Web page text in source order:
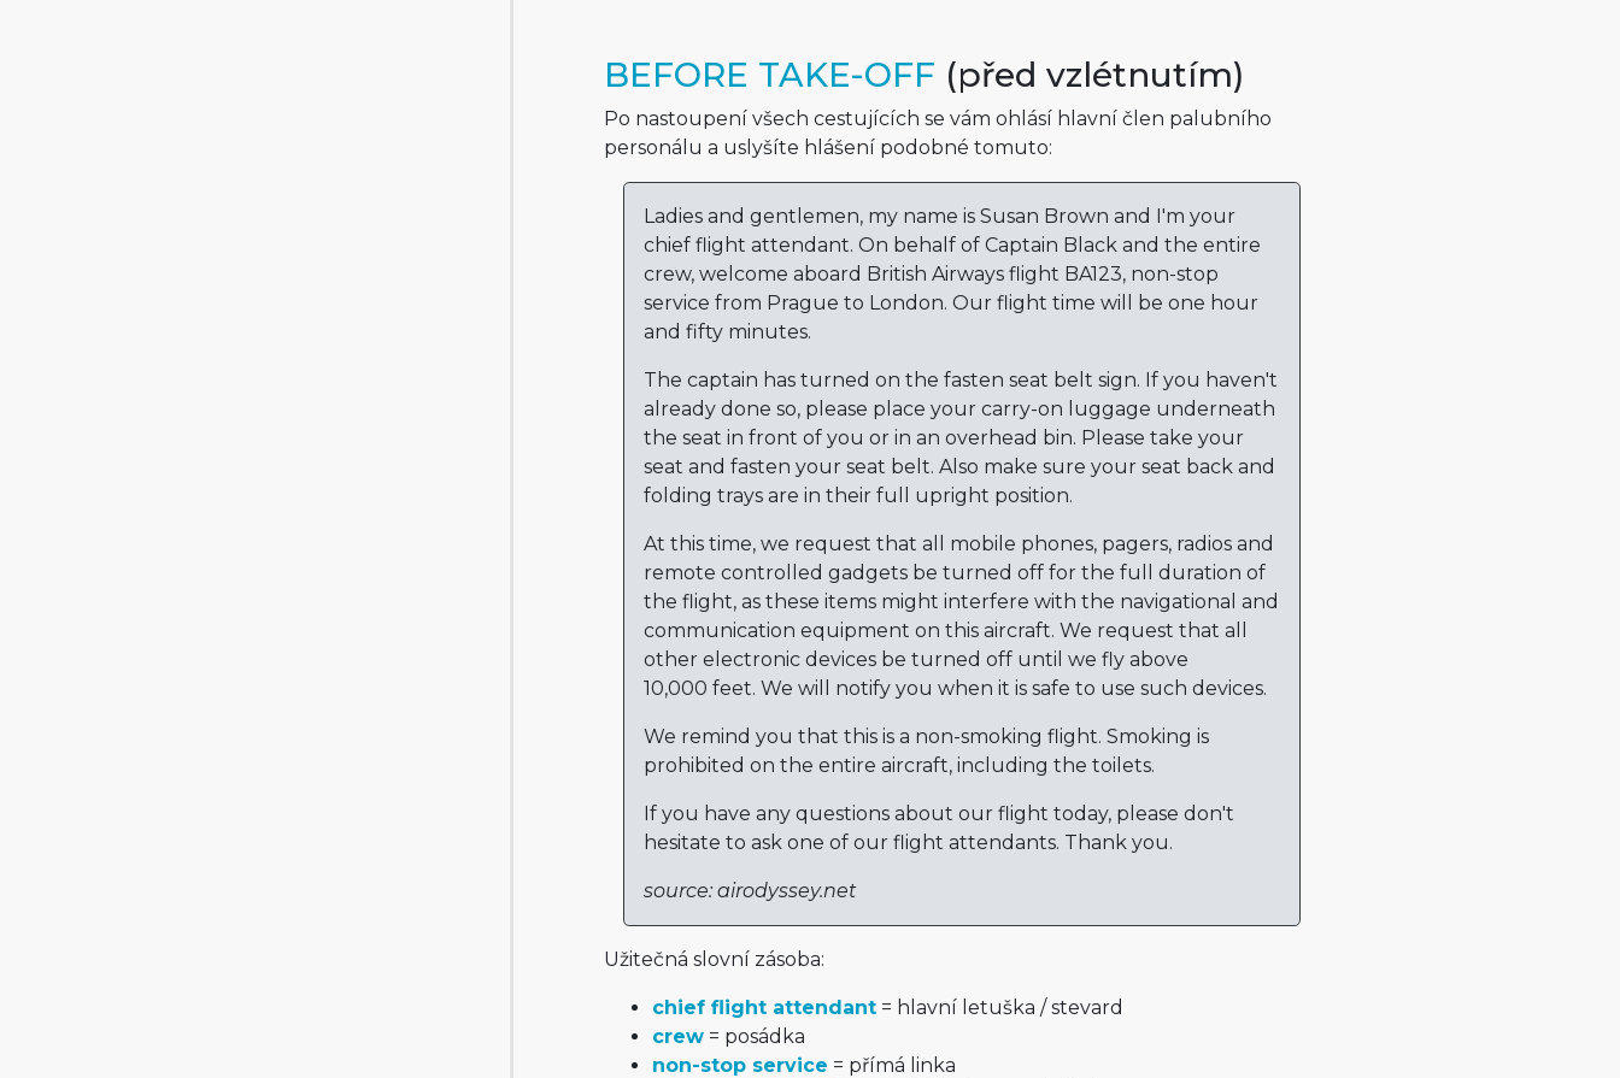
BEFORE TAKE-OFF (před vzlétnutím)
Po nastoupení všech cestujících se vám ohlásí hlavní člen palubního
personálu a uslyšíte hlášení podobné tomuto:
Ladies and gentlemen, my name is Susan Brown and I'm your
chief flight attendant. On behalf of Captain Black and the entire
crew, welcome aboard British Airways flight BA123, non-stop
service from Prague to London. Our flight time will be one hour
and fifty minutes.
The captain has turned on the fasten seat belt sign. If you haven't
already done so, please place your carry-on luggage underneath
the seat in front of you or in an overhead bin. Please take your
seat and fasten your seat belt. Also make sure your seat back and
folding trays are in their full upright position.
At this time, we request that all mobile phones, pagers, radios and
remote controlled gadgets be turned off for the full duration of
the flight, as these items might interfere with the navigational and
communication equipment on this aircraft. We request that all
other electronic devices be turned off until we fly above
10,000 feet. We will notify you when it is safe to use such devices.
We remind you that this is a non-smoking flight. Smoking is
prohibited on the entire aircraft, including the toilets.
If you have any questions about our flight today, please don't
hesitate to ask one of our flight attendants. Thank you.
source: airodyssey.net
Užitečná slovní zásoba:
chief flight attendant= hlavní letuška / stevard
crew= posádka
non-stop service = přímá linka